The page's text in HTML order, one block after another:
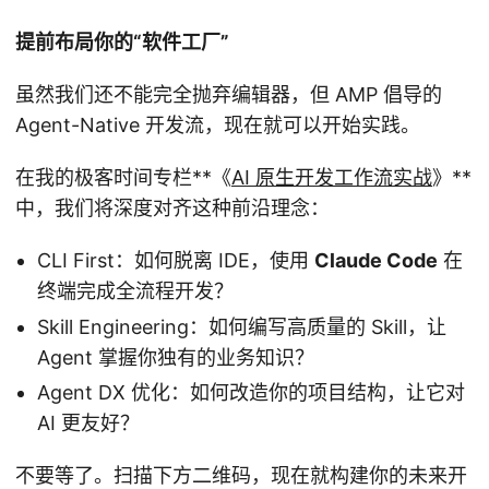
提前布局你的“软件工厂”
虽然我们还不能完全抛弃编辑器，但 AMP 倡导的
Agent-Native 开发流，现在就可以开始实践。
在我的极客时间专栏**《AI 原生开发工作流实战》**
中，我们将深度对齐这种前沿理念：
CLI First：如何脱离 IDE，使用 Claude Code 在
终端完成全流程开发？
Skill Engineering：如何编写高质量的 Skill，让
Agent 掌握你独有的业务知识？
Agent DX 优化：如何改造你的项目结构，让它对
AI 更友好？
不要等了。扫描下方二维码，现在就构建你的未来开